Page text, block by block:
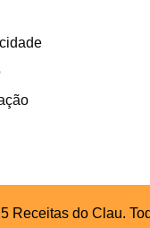
Receitas do Clau.